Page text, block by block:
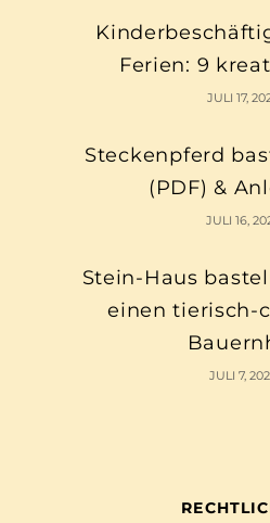
Ferien: 9
JULI 17,
Steckenpferd
(PDF) &
JULI 16,
Stein-Haus
einen tierisch-
JULI 7,